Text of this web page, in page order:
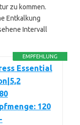
zu kommen.
Entkalkung
Intervall
EMPFEHLUNG
Essential
120